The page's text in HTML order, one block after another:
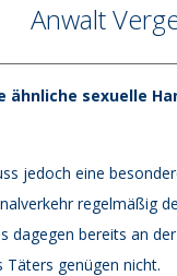
Anwalt
ähnliche sexuelle
jedoch eine
regelmäßig
dagegen bereits an
Täters genügen nicht.